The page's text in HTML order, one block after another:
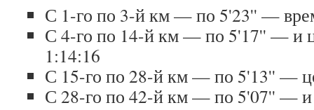
С 1-го по 3-й км — по 5'23'' —
С 4-го по 14-й км — по 5'17'' — и
1:14:16
С 15-го по 28-й км — по 5'13'' —
С 28-го по 42-й км — по 5'07'' — и